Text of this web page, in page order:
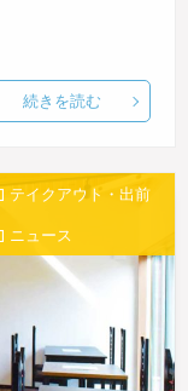
続きを読む
テイクアウト・出前
ニュース